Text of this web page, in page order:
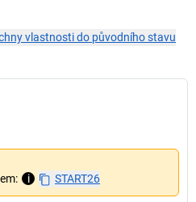
vlastnosti do původního stavu
i START26